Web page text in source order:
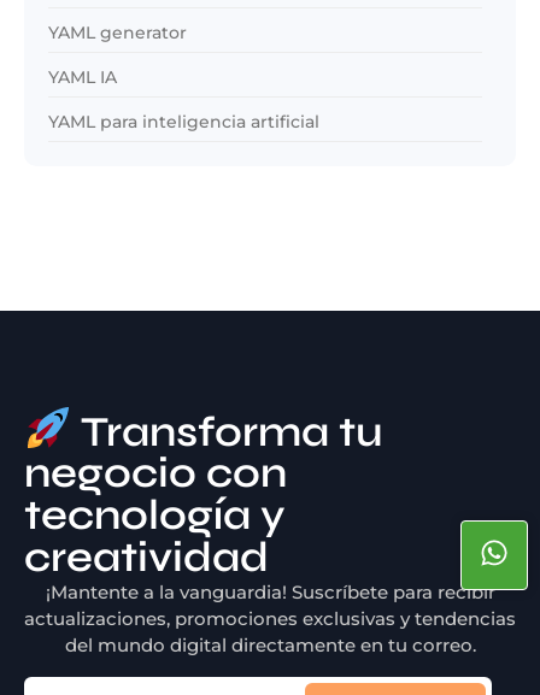
YAML generator
YAML IA
YAML para inteligencia artificial
Transforma tu
negocio con
tecnología y
creatividad
¡Mantente a la vanguardia! Suscríbete para recibir
actualizaciones, promociones exclusivas y tendencias
del mundo digital directamente en tu correo.